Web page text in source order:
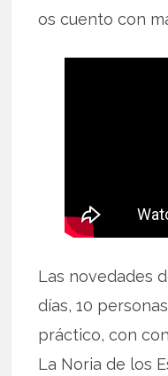
os cuento con
Las novedades
días, 10
práctico, con
La Noria de los